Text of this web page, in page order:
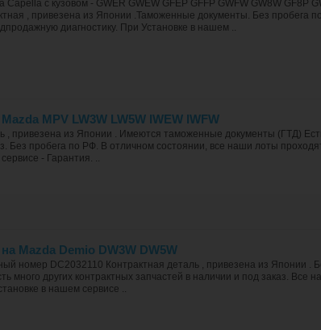
Capella c кузовом - GWER GWEW GFEP GFFP GWFW GW8W GF8P
, привезена из Японии .Таможенные документы. Без пробега
диагностику. При Установке в нашем ..
MPV LW3W LW5W lWEW lWFW
, привезена из Японии . Имеются таможенные документы (ГТД)
Без пробега по РФ. В отличном состоянии, все наши лоты
- Гарантия. ..
Mazda Demio DW3W DW5W
номер DC2032110 Контрактная деталь , привезена из Японии
много других контрактных запчастей в наличии и под заказ.
в нашем сервисе ..